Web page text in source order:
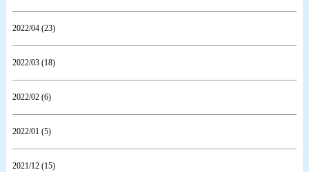
2022/04 (23)
2022/03 (18)
2022/02 (6)
2022/01 (5)
2021/12 (15)